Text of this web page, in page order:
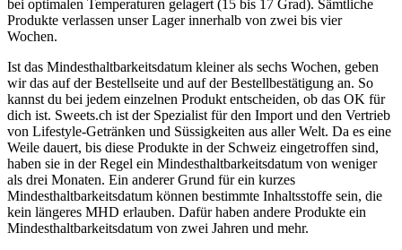
bei optimalen Temperaturen gelagert (15 bis 17 Grad). Sämtliche
Produkte verlassen unser Lager innerhalb von zwei bis vier
Wochen.
Ist das Mindesthaltbarkeitsdatum kleiner als sechs Wochen, geben
wir das auf der Bestellseite und auf der Bestellbestätigung an. So
kannst du bei jedem einzelnen Produkt entscheiden, ob das OK für
dich ist. Sweets.ch ist der Spezialist für den Import und den Vertrieb
von Lifestyle-Getränken und Süssigkeiten aus aller Welt. Da es eine
Weile dauert, bis diese Produkte in der Schweiz eingetroffen sind,
haben sie in der Regel ein Mindesthaltbarkeitsdatum von weniger
als drei Monaten. Ein anderer Grund für ein kurzes
Mindesthaltbarkeitsdatum können bestimmte Inhaltsstoffe sein, die
kein längeres MHD erlauben. Dafür haben andere Produkte ein
Mindesthaltbarkeitsdatum von zwei Jahren und mehr.